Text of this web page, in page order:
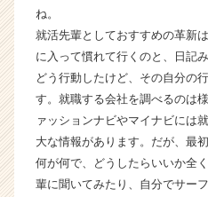
活
イ
ト
チ
ア
キ
ャ
リ
ね。
就活先輩としておすすめの革新
に入って慣れて行くのと、日記
どう行動したけど、その自分の
す。就職する会社を調べるのは
ァッションナビやマイナビには
大な情報があります。だが、最
何が何で、どうしたらいいか全
輩に聞いてみたり、自分でサー